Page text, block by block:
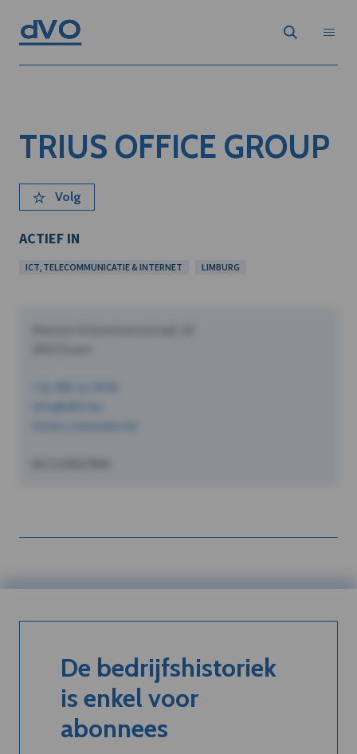
TRIUS OFFICE GROUP
Volg
ACTIEF IN
ICT, TELECOMMUNICATIE & INTERNET LIMBURG
De bedrijfshistoriek
is enkel voor
abonnees